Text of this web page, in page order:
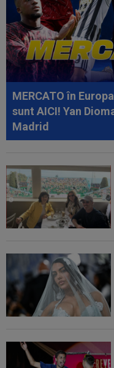
SuperLigă, ”pariu
14:49
Marius Baciu a
”ruptură” cu Florin
14:36 OFICIAL
Campionatul European
14:14 VIDEO
Rareș
Argeș, după 6-2, 6-1 cu
MERCATO în
sunt AICI! Yan
Madrid